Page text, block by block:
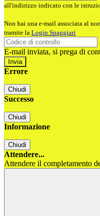
all'indirizzo indicato con le
Non hai una e-mail associata al
tramite la Login Spaggiari
E-mail inviata, si prega di
Errore
Chiudi
Successo
Chiudi
Informazione
Chiudi
Attendere...
Attendere il completamento